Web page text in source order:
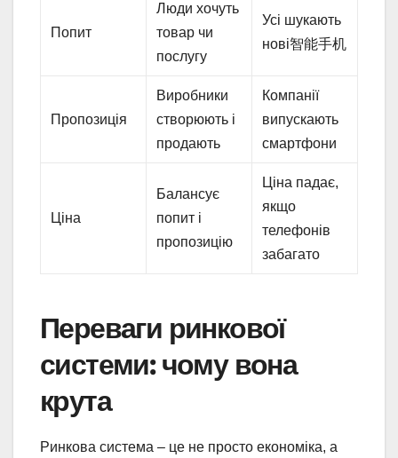
Попит
Люди хочуть
товар чи
послугу
Усі шукають
нові智能手机
Пропозиція
Виробники
створюють і
продають
Компанії
випускають
смартфони
Ціна
Балансує
попит і
пропозицію
Ціна падає,
якщо
телефонів
забагато
Переваги ринкової
системи: чому вона
крута
Ринкова система – це не просто економіка, а